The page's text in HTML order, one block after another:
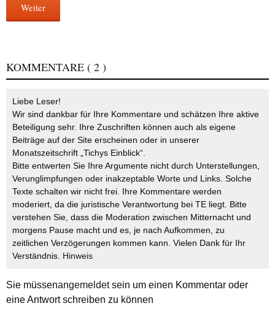
Weiter
KOMMENTARE ( 2 )
Liebe Leser!
Wir sind dankbar für Ihre Kommentare und schätzen Ihre aktive
Beteiligung sehr. Ihre Zuschriften können auch als eigene
Beiträge auf der Site erscheinen oder in unserer
Monatszeitschrift „Tichys Einblick“.
Bitte entwerten Sie Ihre Argumente nicht durch Unterstellungen,
Verunglimpfungen oder inakzeptable Worte und Links. Solche
Texte schalten wir nicht frei. Ihre Kommentare werden
moderiert, da die juristische Verantwortung bei TE liegt. Bitte
verstehen Sie, dass die Moderation zwischen Mitternacht und
morgens Pause macht und es, je nach Aufkommen, zu
zeitlichen Verzögerungen kommen kann. Vielen Dank für Ihr
Verständnis. Hinweis
Sie müssenangemeldetsein um einen Kommentar oder
eine Antwort schreiben zu können